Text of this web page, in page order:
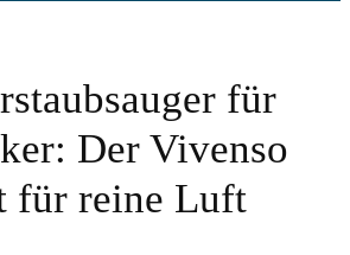
für
Der Vivenso
für reine Luft